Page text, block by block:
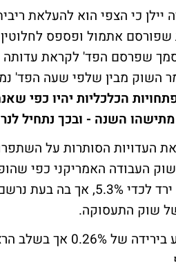
יילן כי הצפי הוא להעלאת
שפורסם אתמול ופספס
שפרסם הפד' לקראת עדותה
השוק מבין שלפי שעה הפד'
הכלכליות יהיו כפי
השנה - ובכך נתחיל
העדויות הסותרות על
העבודה האמריקני כפי
דו"ח הראה כי שיעור האבטלה
שוק התעסוקה.
בארץ, הדולר היציג